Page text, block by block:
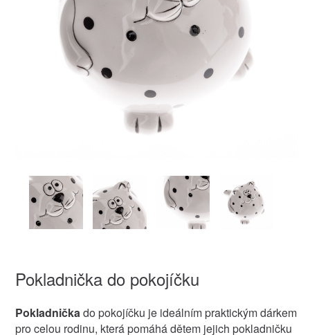
Pokladnička do pokojíčku
Pokladničkado pokojíčku je ideálním praktickým dárkem
pro celou rodinu, která pomáhá dětem jejich pokladničku